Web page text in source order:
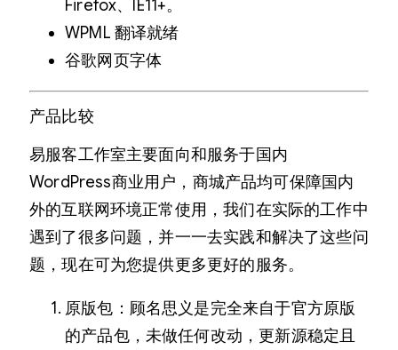
Firefox、IE11+。
WPML 翻译就绪
谷歌网页字体
产品比较
易服客工作室主要面向和服务于国内
WordPress商业用户，商城产品均可保障国内
外的互联网环境正常使用，我们在实际的工作中
遇到了很多问题，并一一去实践和解决了这些问
题，现在可为您提供更多更好的服务。
原版包：顾名思义是完全来自于官方原版
的产品包，未做任何改动，更新源稳定且